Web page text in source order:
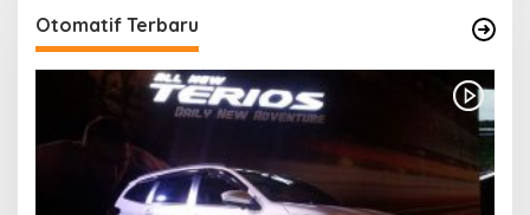
Otomatif Terbaru